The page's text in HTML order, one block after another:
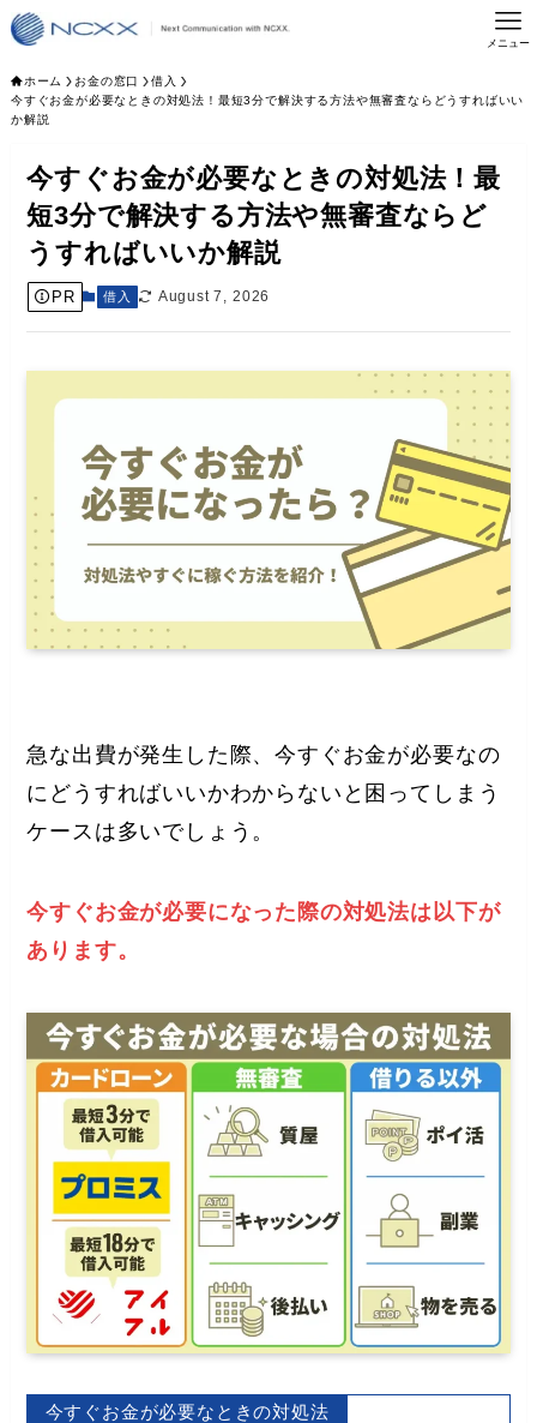
メニュー
ホーム お金の窓口
借入
今すぐお金が必要なときの対処法！最短3分で解決する方法や無審査ならどうすればいい
か解説
今すぐお金が必要なときの対処法！最
短3分で解決する方法や無審査ならど
うすればいいか解説
PR 借入 August 7, 2026
急な出費が発生した際、今すぐお金が必要なの
にどうすればいいかわからないと困ってしまう
ケースは多いでしょう。
今すぐお金が必要になった際の対処法は以下が
あります。
今すぐお金が必要なときの対処法